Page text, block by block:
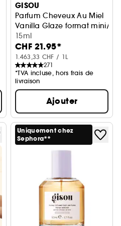
GISOU
Parfum Cheveux Au Miel
Vanilla Glaze format mini/
15ml
CHF 21.95*
1.463,33 CHF / 1L
271
*TVA incluse, hors frais de
livraison
Ajouter
Uniquement chez
Sephora**